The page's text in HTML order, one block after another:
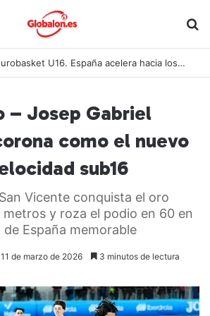
::Baloncesto – Eurobasket U16. España acelera hacia los octavos tras una exhibición colectiva ante Georgia
– Josep Gabriel
como el nuevo
sub16
Vicente conquista el oro
y roza el podio en 60 en
España memorable
11 de marzo de 2026 3 minutos de lectura